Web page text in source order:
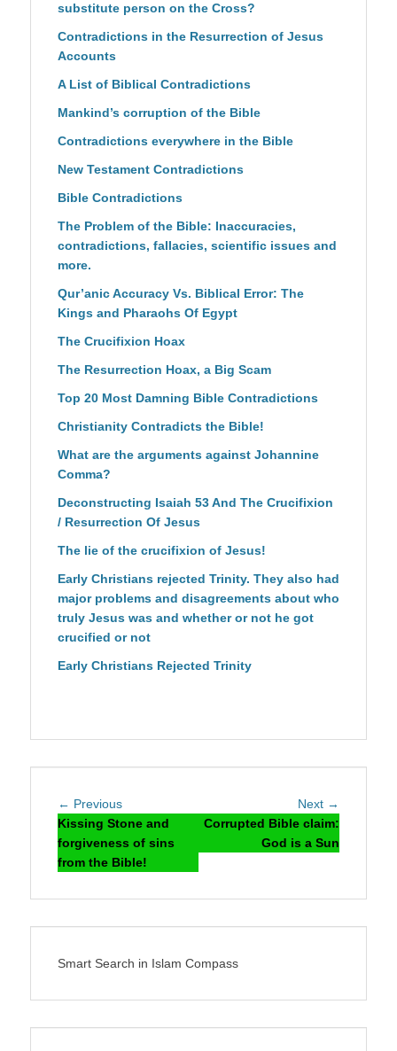
substitute person on the Cross?
Contradictions in the Resurrection of Jesus
Accounts
A List of Biblical Contradictions
Mankind’s corruption of the Bible
Contradictions everywhere in the Bible
New Testament Contradictions
Bible Contradictions
The Problem of the Bible: Inaccuracies,
contradictions, fallacies, scientific issues and
more.
Qur’anic Accuracy Vs. Biblical Error: The
Kings and Pharaohs Of Egypt
The Crucifixion Hoax
The Resurrection Hoax, a Big Scam
Top 20 Most Damning Bible Contradictions
Christianity Contradicts the Bible!
What are the arguments against Johannine
Comma?
Deconstructing Isaiah 53 And The Crucifixion
/ Resurrection Of Jesus
The lie of the crucifixion of Jesus!
Early Christians rejected Trinity. They also had
major problems and disagreements about who
truly Jesus was and whether or not he got
crucified or not
Early Christians Rejected Trinity
Post
navigation
← PreviousPrevious
post:
Kissing Stone and
forgiveness of sins
from the Bible!
Next →
Corrupted Bible claim:
God is a Sun
Smart Search in Islam Compass